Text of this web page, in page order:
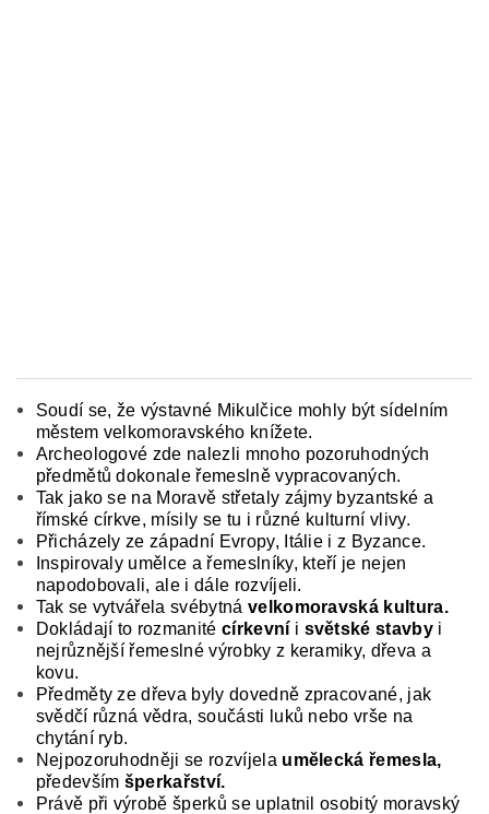
Soudí se, že výstavné Mikulčice mohly být sí­delním
městem velkomoravského knížete.
Archeologové zde nalezli mnoho pozoruhodných
předmě­tů dokonale řemeslně vypracovaných.
Tak jako se na Moravě střetaly zájmy byzantské a
římské cír­kve, mísily se tu i různé kulturní vlivy.
Přicházely ze západní Evropy, Itálie i z Byzance.
Inspirovaly umělce a řemeslníky, kteří je nejen
napodobovali, ale i dále rozvíjeli.
Tak se vytvářela svébytná vel­komoravská kultura.
Dokládají to rozmanité církevní i světské stavby i
nejrůznější řemeslné výrobky z keramiky, dřeva a
kovu.
Předměty ze dřeva byly dovedně zpracované, jak
svědčí různá vědra, součásti luků nebo vrše na
chytání ryb.
Nejpozoruhodněji se rozvíjela umělecká řemes­la,
především šperkařství.
Právě při výrobě šper­ků se uplatnil osobitý moravský